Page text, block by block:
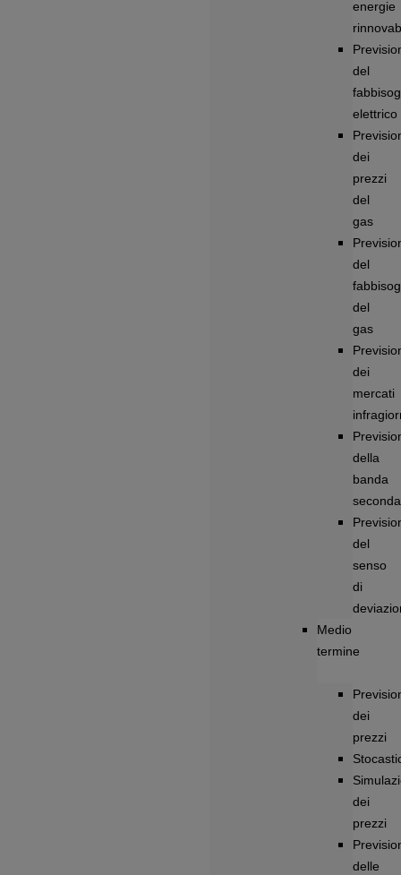
energie
del
elettrico
dei
prezzi
del
gas
del
del
gas
dei
mercati
della
banda
del
senso
di
Medio
termine
dei
prezzi
dei
prezzi
delle